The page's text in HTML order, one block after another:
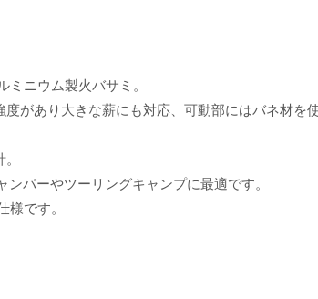
ニウム製火バサミ。
があり大きな薪にも対応、可動部にはバネ材を
パーやツーリングキャンプに最適です。
です。